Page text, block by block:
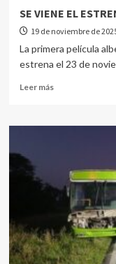
SE VIENE EL
19 de noviembre de
La primera película
estrena el 23 de
Leer más